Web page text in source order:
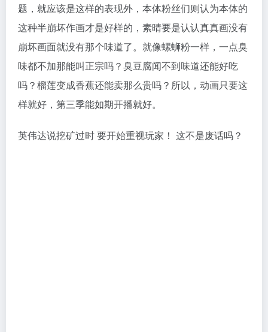
题，就应该是这样的表现外，本体粉丝们则认为本体的
这种半崩坏作画才是好样的，素晴要是认认真真画没有
崩坏画面就没有那个味道了。就像螺蛳粉一样，一点臭
味都不加那能叫正宗吗？臭豆腐闻不到味道还能好吃
吗？榴莲变成香蕉还能卖那么贵吗？所以，动画只要这
样就好，第三季能如期开播就好。
英伟达说挖矿过时 要开始重视玩家！ 这不是废话吗？